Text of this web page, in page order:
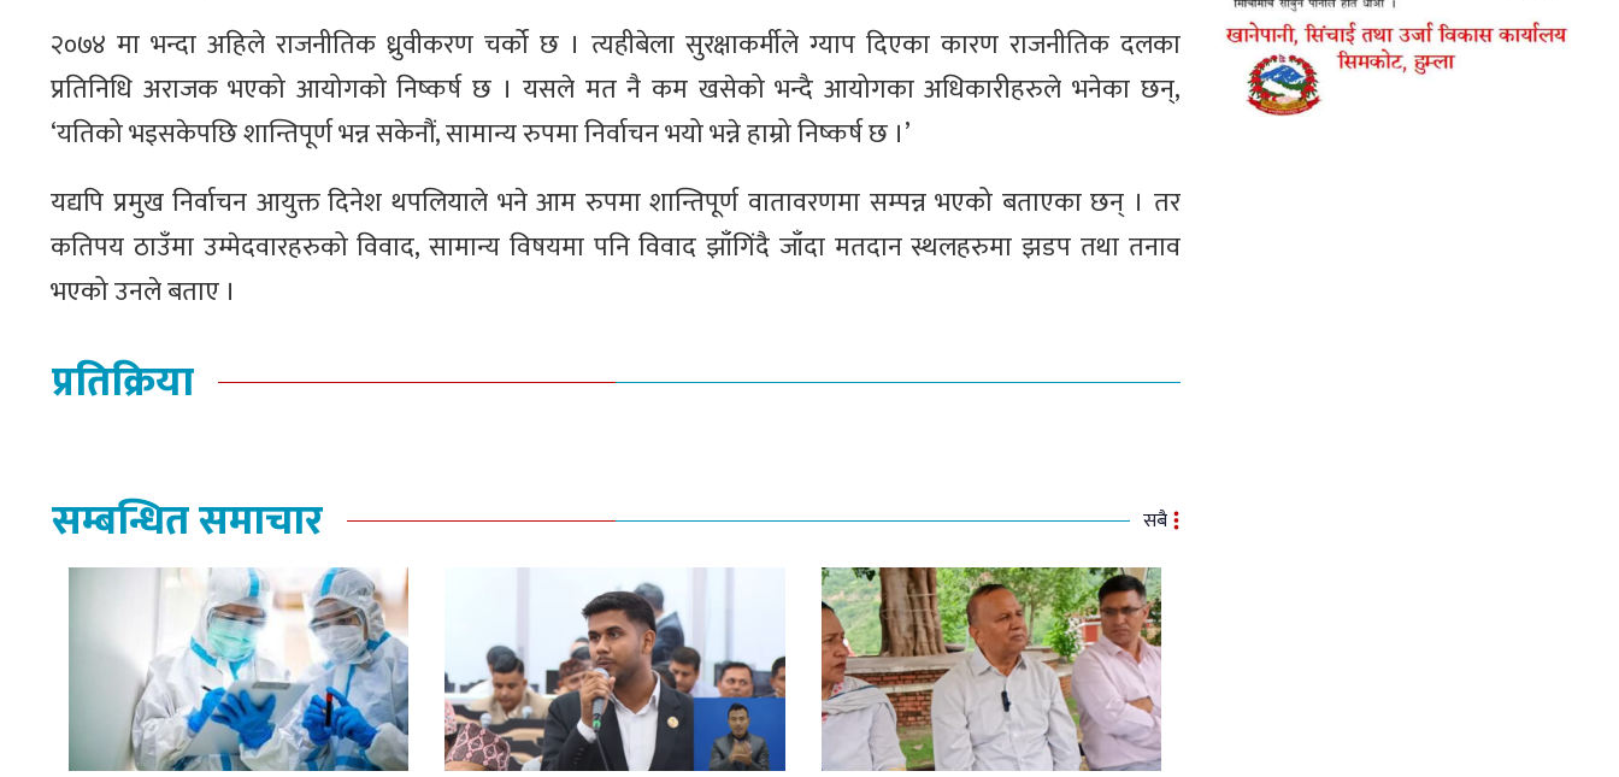
२०७४ मा भन्दा अहिले राजनीतिक ध्रुवीकरण चर्को छ । त्यहीबेला सुरक्षाकर्मीले ग्याप दिएका कारण राजनीतिक दलका
प्रतिनिधि अराजक भएको आयोगको निष्कर्ष छ । यसले मत नै कम खसेको भन्दै आयोगका अधिकारीहरुले भनेका छन्,
‘यतिको भइसकेपछि शान्तिपूर्ण भन्न सकेनौं, सामान्य रुपमा निर्वाचन भयो भन्ने हाम्रो निष्कर्ष छ ।’
यद्यपि प्रमुख निर्वाचन आयुक्त दिनेश थपलियाले भने आम रुपमा शान्तिपूर्ण वातावरणमा सम्पन्न भएको बताएका छन् । तर
कतिपय ठाउँमा उम्मेदवारहरुको विवाद, सामान्य विषयमा पनि विवाद झाँगिंदै जाँदा मतदान स्थलहरुमा झडप तथा तनाव
भएको उनले बताए ।
प्रतिक्रिया
सम्बन्धित समाचार सबै